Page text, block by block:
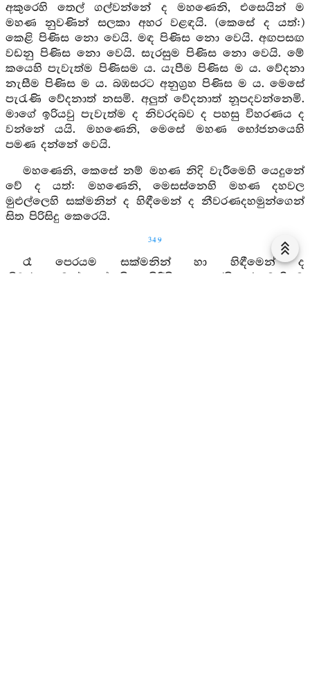
අකුරෙහි තෙල් ගල්වන්නේ ද මහණෙනි, එසෙයින් ම
මහණ නුවණින් සලකා අහර වළඳයි. (කෙසේ ද යත්:)
කෙළි පිණිස නො වෙයි. මඳ පිණිස නො වෙයි. අඟපසඟ
වඩනු පිණිස නො වෙයි. සැරසුම පිණිස නො වෙයි. මේ
කයෙහි පැවැත්ම පිණිසම ය. යැපීම පිණිස ම ය. වේදනා
නැසීම පිණිස ම ය. බඹසරට අනුග්‍රහ පිණිස ම ය. මෙසේ
පැරැණි වේදනාත් නසමි. අලුත් වේදනාත් නූපදවන්නෙමි.
මාගේ ඉරියවු පැවැත්ම ද නිවරදබව ද පහසු විහරණය ද
වන්නේ යයි. මහණෙනි, මෙසේ මහණ භෝජනයෙහි
පමණ දන්නේ වෙයි.
මහණෙනි, කෙසේ නම් මහණ නිදි වැරීමෙහි යෙදුනේ
වේ ද යත්: මහණෙනි, මෙසස්නෙහි මහණ දහවල
මුළුල්ලෙහි සක්මනින් ද හිඳීමෙන් ද නීවරණදහමුන්ගෙන්
සිත පිරිසිදු කෙරෙයි.
349
රෑ පෙරයම සක්මනින් හා හිඳීමෙන් ද
නීවරණදහමුන්ගෙන් සිත පිරිසිදු කෙරෙයි. රෑ මැදියම